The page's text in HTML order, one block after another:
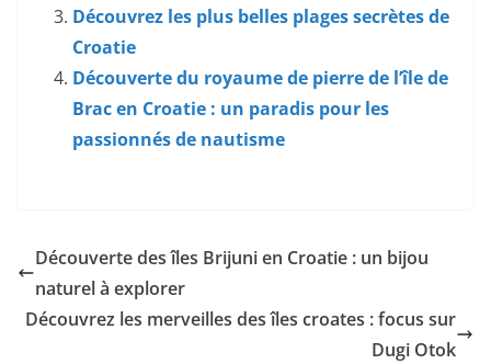
Découvrez les plus belles plages secrètes de
Croatie
Découverte du royaume de pierre de l’île de
Brac en Croatie : un paradis pour les
passionnés de nautisme
Découverte des îles Brijuni en Croatie : un bijou
naturel à explorer
Découvrez les merveilles des îles croates : focus sur
Dugi Otok